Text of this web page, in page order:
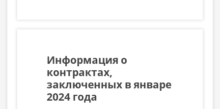
Информация о
контрактах,
заключенных в январе
2024 года